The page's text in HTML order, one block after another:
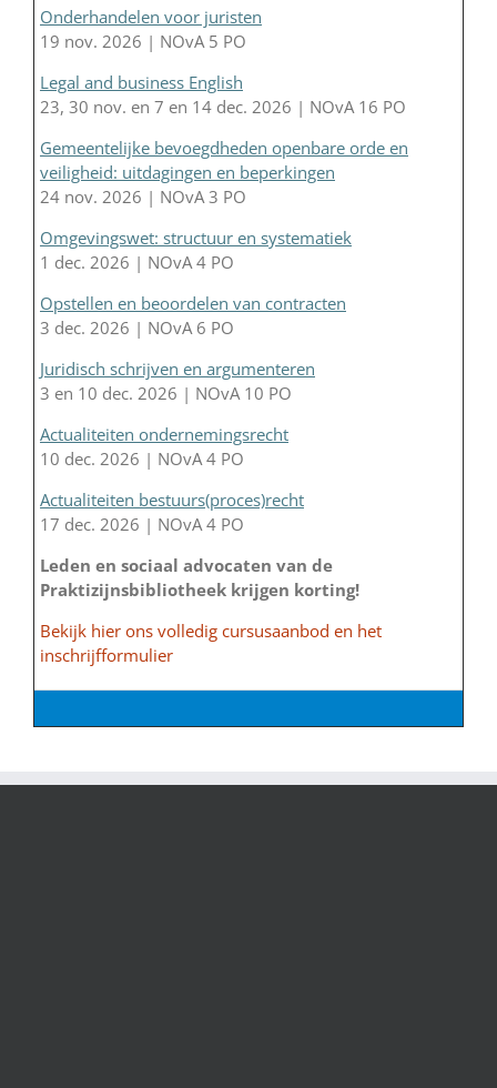
Onderhandelen voor juristen
19 nov. 2026 | NOvA 5 PO
Legal and business English
23, 30 nov. en 7 en 14 dec. 2026 | NOvA 16 PO
Gemeentelijke bevoegdheden openbare orde en
veiligheid: uitdagingen en beperkingen
24 nov. 2026 | NOvA 3 PO
Omgevingswet: structuur en systematiek
1 dec. 2026 | NOvA 4 PO
Opstellen en beoordelen van contracten
3 dec. 2026 | NOvA 6 PO
Juridisch schrijven en argumenteren
3 en 10 dec. 2026 | NOvA 10 PO
Actualiteiten ondernemingsrecht
10 dec. 2026 | NOvA 4 PO
Actualiteiten bestuurs(proces)recht
17 dec. 2026 | NOvA 4 PO
Leden en sociaal advocaten van de
Praktizijnsbibliotheek krijgen korting!
Bekijk hier ons volledig cursusaanbod en het
inschrijfformulier